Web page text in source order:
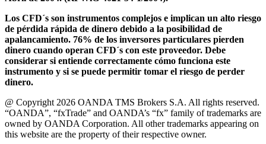
Los CFD´s son instrumentos complejos e implican un alto riesgo
de pérdida rápida de dinero debido a la posibilidad de
apalancamiento. 76% de los inversores particulares pierden
dinero cuando operan CFD´s con este proveedor. Debe
considerar si entiende correctamente cómo funciona este
instrumento y si se puede permitir tomar el riesgo de perder
dinero.
@ Copyright 2026 OANDA TMS Brokers S.A. All rights reserved.
“OANDA”, “fxTrade” and OANDA’s “fx” family of trademarks are
owned by OANDA Corporation. All other trademarks appearing on
this website are the property of their respective owner.